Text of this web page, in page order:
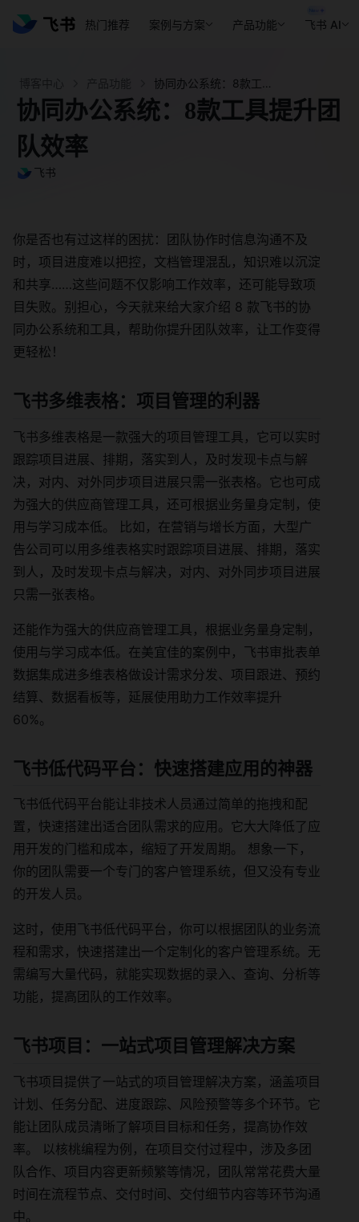
热门推荐 案例与方案 产品功能 飞书 AI
协同办公系统：8款工具提升团
队效率
飞书
你是否也有过这样的困扰：团队协作时信息沟通不及
时，项目进度难以把控，文档管理混乱，知识难以沉淀
和共享……这些问题不仅影响工作效率，还可能导致项
目失败。别担心，今天就来给大家介绍 8 款飞书的协
同办公系统和工具，帮助你提升团队效率，让工作变得
更轻松！
飞书多维表格：项目管理的利器
飞书多维表格是一款强大的项目管理工具，它可以实时
跟踪项目进展、排期，落实到人，及时发现卡点与解
决，对内、对外同步项目进展只需一张表格。它也可成
为强大的供应商管理工具，还可根据业务量身定制，使
用与学习成本低。 比如，在营销与增长方面，大型广
告公司可以用多维表格实时跟踪项目进展、排期，落实
到人，及时发现卡点与解决，对内、对外同步项目进展
只需一张表格。
还能作为强大的供应商管理工具，根据业务量身定制，
使用与学习成本低。在美宜佳的案例中，飞书审批表单
数据集成进多维表格做设计需求分发、项目跟进、预约
结算、数据看板等，延展使用助力工作效率提升
60%。
飞书低代码平台：快速搭建应用的神器
飞书低代码平台能让非技术人员通过简单的拖拽和配
置，快速搭建出适合团队需求的应用。它大大降低了应
用开发的门槛和成本，缩短了开发周期。 想象一下，
你的团队需要一个专门的客户管理系统，但又没有专业
的开发人员。
这时，使用飞书低代码平台，你可以根据团队的业务流
程和需求，快速搭建出一个定制化的客户管理系统。无
需编写大量代码，就能实现数据的录入、查询、分析等
功能，提高团队的工作效率。
飞书项目：一站式项目管理解决方案
飞书项目提供了一站式的项目管理解决方案，涵盖项目
计划、任务分配、进度跟踪、风险预警等多个环节。它
能让团队成员清晰了解项目目标和任务，提高协作效
率。 以核桃编程为例，在项目交付过程中，涉及多团
队合作、项目内容更新频繁等情况，团队常常花费大量
时间在流程节点、交付时间、交付细节内容等环节沟通
中。